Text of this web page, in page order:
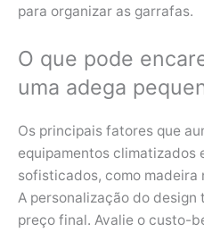
para organizar as garrafas.
O que pode
uma adega
Os principais fatores que
equipamentos climatizados
sofisticados, como
A personalização do design
preço final. Avalie o custo-